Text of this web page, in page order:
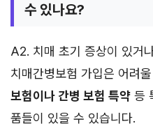
수 있나요?
A2. 치매 초기 증상이 있거
치매간병보험 가입은 어려
보험이나 간병 보험 특약 등
품들이 있을 수 있습니다.